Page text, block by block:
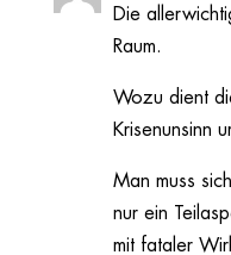
Die
Raum.
Wozu dient
Krisenunsinn
Man muss
nur ein
mit fataler